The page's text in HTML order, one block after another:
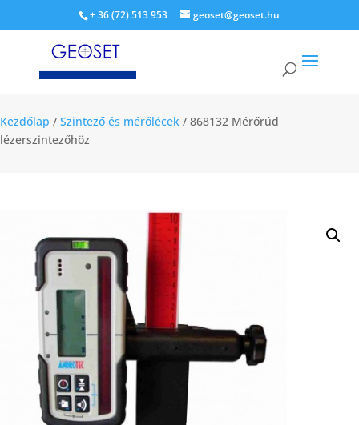
+ 36 (72) 513 953 geoset@geoset.hu
Kezdőlap / Szintező és mérőlécek / 868132 Mérőrúd
lézerszintezőhöz